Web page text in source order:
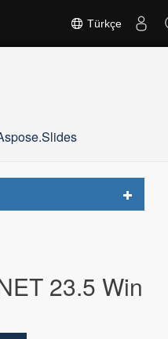
Türkçe
Toggle
23.5 Win